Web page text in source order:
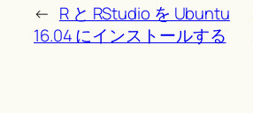
← R と RStudio を Ubuntu
16.04 にインストールする